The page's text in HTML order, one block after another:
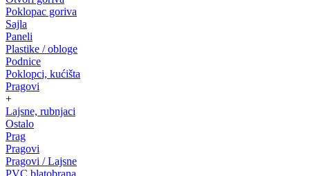
Poklopac goriva
Sajla
Paneli
Plastike / obloge
Podnice
Poklopci, kućišta
Pragovi
+
Lajsne, rubnjaci
Ostalo
Prag
Pragovi
Pragovi / Lajsne
PVC blatobrana